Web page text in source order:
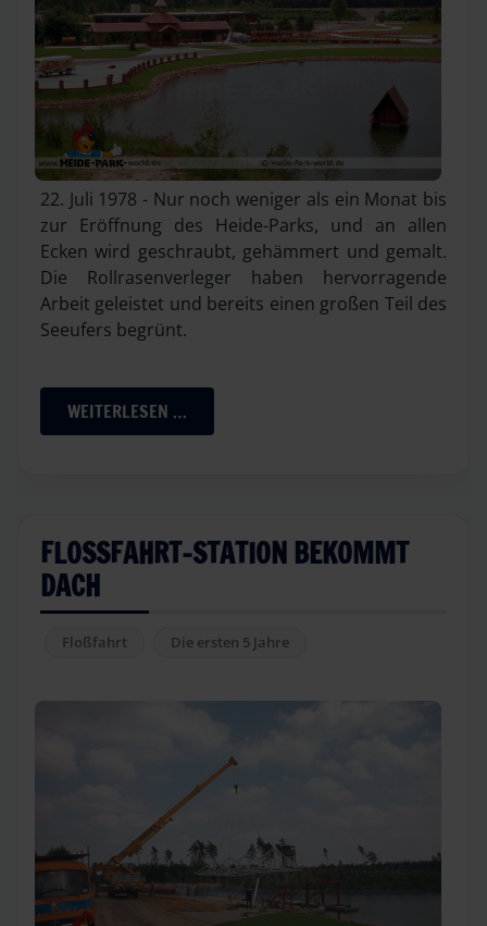
22. Juli 1978 - Nur noch weniger als ein Monat bis
zur Eröffnung des Heide-Parks, und an allen
Ecken wird geschraubt, gehämmert und gemalt.
Die Rollrasenverleger haben hervorragende
Arbeit geleistet und bereits einen großen Teil des
Seeufers begrünt.
WEITERLESEN …
FLOSSFAHRT-STATION BEKOMMT D
ACH
Floßfahrt Die ersten 5 Jahre